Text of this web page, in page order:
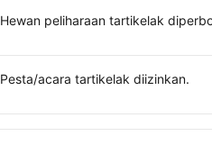
Hewan peliharaan tartikelak
Pesta/acara tartikelak diizinkan.